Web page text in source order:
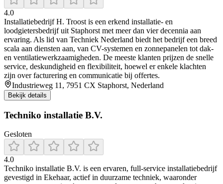
4.0
Installatiebedrijf H. Troost is een erkend installatie- en
loodgietersbedrijf uit Staphorst met meer dan vier decennia aan
ervaring. Als lid van Techniek Nederland biedt het bedrijf een breed
scala aan diensten aan, van CV-systemen en zonnepanelen tot dak-
en ventilatiewerkzaamigheden. De meeste klanten prijzen de snelle
service, deskundigheid en flexibiliteit, hoewel er enkele klachten
zijn over facturering en communicatie bij offertes.
Industrieweg 11, 7951 CX Staphorst, Nederland
Bekijk details
Techniko installatie B.V.
Gesloten
4.0
Techniko installatie B.V. is een ervaren, full-service installatiebedrijf
gevestigd in Ekehaar, actief in duurzame techniek, waaronder